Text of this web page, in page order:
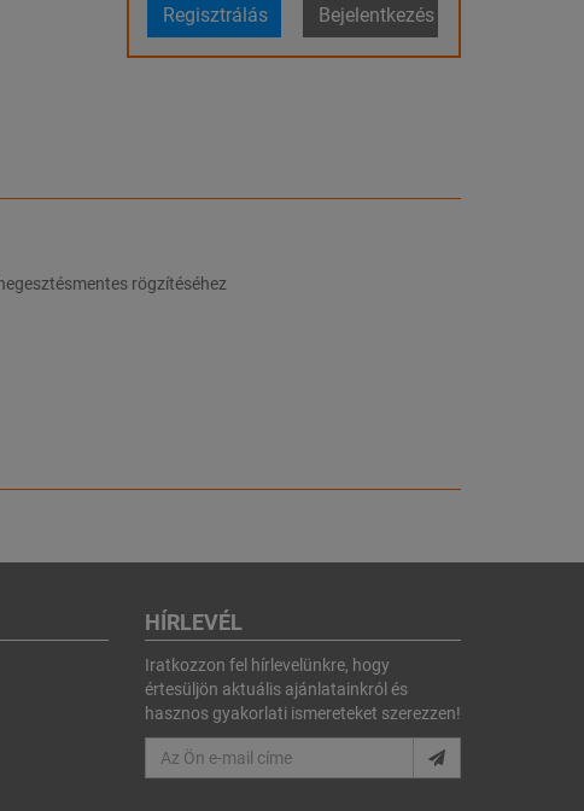
Regisztrálás Bejelentkezés
rögzítéséhez
HÍRLEVÉL
Iratkozzon fel hírlevelünkre, hogy
értesüljön aktuális ajánlatainkról és
hasznos gyakorlati ismereteket szerezzen!